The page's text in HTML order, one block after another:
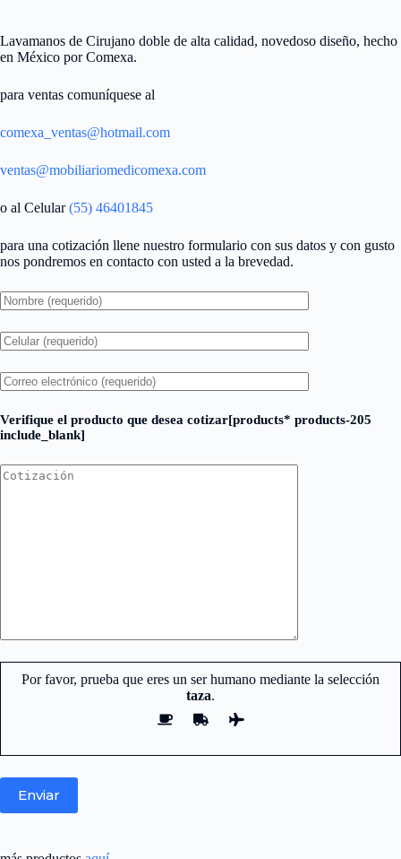
Lavamanos de Cirujano doble de alta calidad, novedoso diseño, hecho
en México por Comexa.
para ventas comuníquese al
comexa_ventas@hotmail.com
ventas@mobiliariomedicomexa.com
o al Celular(55) 46401845
para una cotización llene nuestro formulario con sus datos y con gusto
nos pondremos en contacto con usted a la brevedad.
Verifique el producto que desea cotizar[products* products-205
include_blank]
Por favor, prueba que eres un ser humano mediante la selección
taza.